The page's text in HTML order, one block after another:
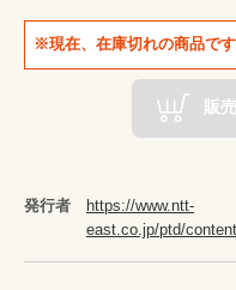
※現在、在庫切れの商品です
販
発行者
https://www.ntt-
east.co.jp/ptd/